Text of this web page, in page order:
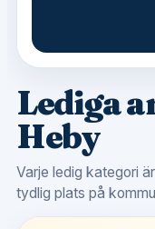
Lediga
Heby
Varje ledig kategori
tydlig plats på